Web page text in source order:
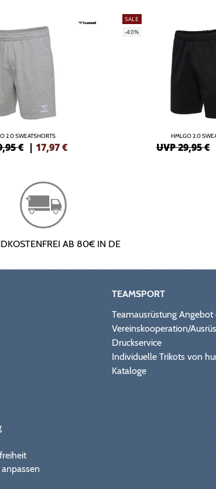
2.0 SWEATSHORTS
€ | 17,97€
SALE
-40%
HMLGO 2.0
UVP 29,95 €
AB 80€ IN DE
TEAMSPORT
Teamausrüstung
Vereinskooperation/
Druckservice
Individuelle Trikots von
Kataloge